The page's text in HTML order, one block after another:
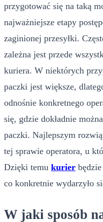
przygotować się na taką
najważniejsze etapy
zaginionej przesyłki.
zależna jest przede
kuriera. W niektórych
paczki jest większe,
odnośnie konkretnego
się, gdzie dokładnie
paczki. Najlepszym
tej sprawie operatora, u
Dzięki temu kurier
co konkretnie wydarzyło
W jaki sposób